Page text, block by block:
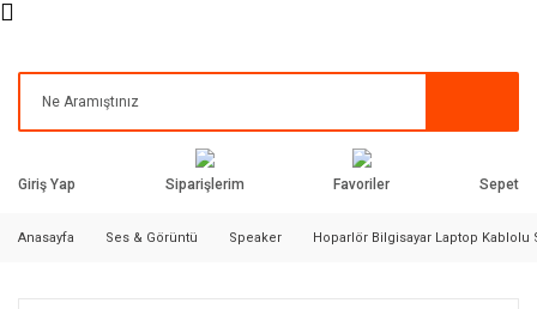
Giriş Yap Siparişlerim Favoriler Sepet
Anasayfa Ses & Görüntü Speaker Hoparlör Bilgisayar Laptop Kablolu